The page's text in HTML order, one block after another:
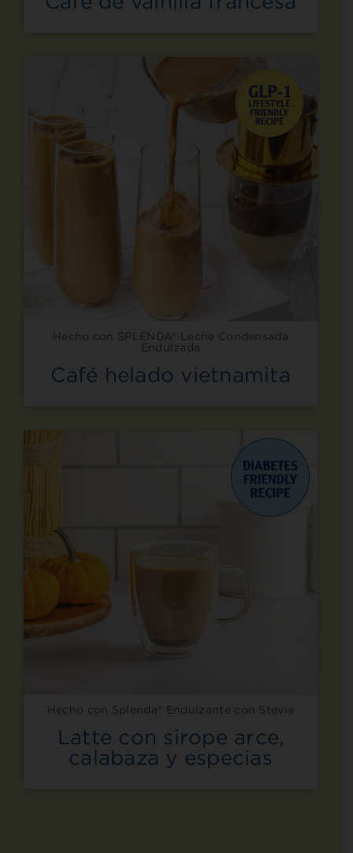
Hecho con SPLENDA® Leche Condensada
Endulzada
Café helado vietnamita
Hecho con Splenda® Endulzante con Stevia
Latte con sirope arce,
calabaza y especias